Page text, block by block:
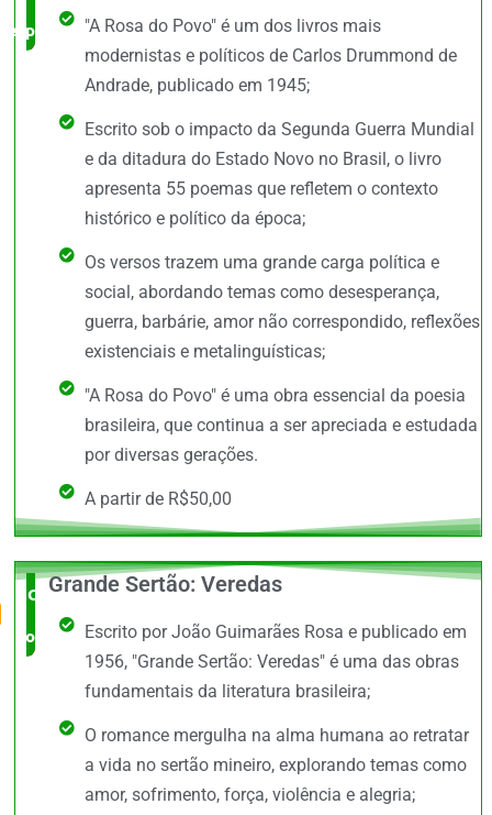
especialista"A Rosa do Povo" é um dos livros mais
modernistas e políticos de Carlos Drummond de
Andrade, publicado em 1945;
Escrito sob o impacto da Segunda Guerra Mundial
e da ditadura do Estado Novo no Brasil, o livro
apresenta 55 poemas que refletem o contexto
histórico e político da época;
Os versos trazem uma grande carga política e
social, abordando temas como desesperança,
guerra, barbárie, amor não correspondido, reflexões
existenciais e metalinguísticas;
"A Rosa do Povo" é uma obra essencial da poesia
brasileira, que continua a ser apreciada e estudada
por diversas gerações.
A partir de R$50,00
O Mais
completo
Grande Sertão: Veredas
Escrito por João Guimarães Rosa e publicado em
1956, "Grande Sertão: Veredas" é uma das obras
fundamentais da literatura brasileira;
O romance mergulha na alma humana ao retratar
a vida no sertão mineiro, explorando temas como
amor, sofrimento, força, violência e alegria;